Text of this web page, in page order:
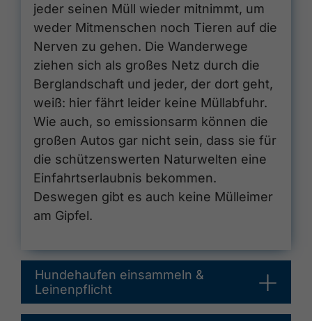
jeder seinen Müll wieder mitnimmt, um
weder Mitmenschen noch Tieren auf die
Nerven zu gehen. Die Wanderwege
ziehen sich als großes Netz durch die
Berglandschaft und jeder, der dort geht,
weiß: hier fährt leider keine Müllabfuhr.
Wie auch, so emissionsarm können die
großen Autos gar nicht sein, dass sie für
die schützenswerten Naturwelten eine
Einfahrtserlaubnis bekommen.
Deswegen gibt es auch keine Mülleimer
am Gipfel.
Hundehaufen einsammeln &
Leinenpflicht